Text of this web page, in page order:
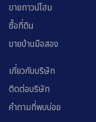
ขายทาวน์โฮม
ซื้อที่ดิน
ขายบ้านมือสอง
เกี่ยวกับบริษัท
ติดต่อบริษัท
คำถามที่พบบ่อย